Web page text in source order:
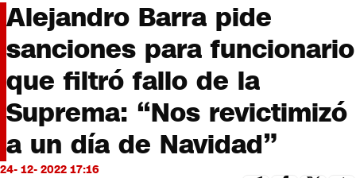
Deportes
Programas completos
Cultura
Servicios
Bits
CNN Data
CNN tiempo
Futuro 360
Opinión
Alejandro Barra pide
sanciones para funcionario
que filtró fallo de la
Suprema: “Nos revictimizó
a un día de Navidad”
24- 12- 2022 17:16